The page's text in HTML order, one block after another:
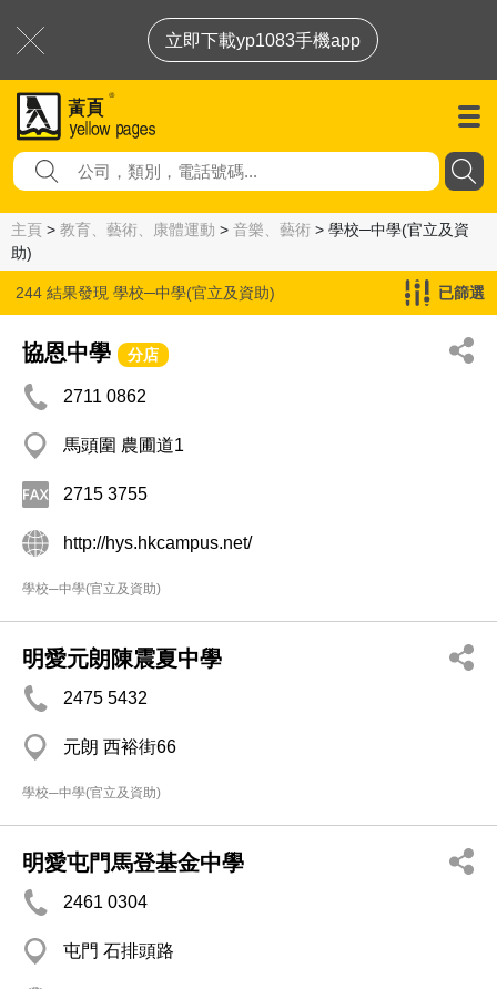
立即下載yp1083手機app
主頁 > 教育、藝術、康體運動 > 音樂、藝術 > 學校─中學(官立及資
助)
244 結果發現 學校─中學(官立及資助) 已篩選
協恩中學 分店
2711 0862
馬頭圍 農圃道1
2715 3755
http://hys.hkcampus.net/
學校─中學(官立及資助)
明愛元朗陳震夏中學
2475 5432
元朗 西裕街66
學校─中學(官立及資助)
明愛屯門馬登基金中學
2461 0304
屯門 石排頭路